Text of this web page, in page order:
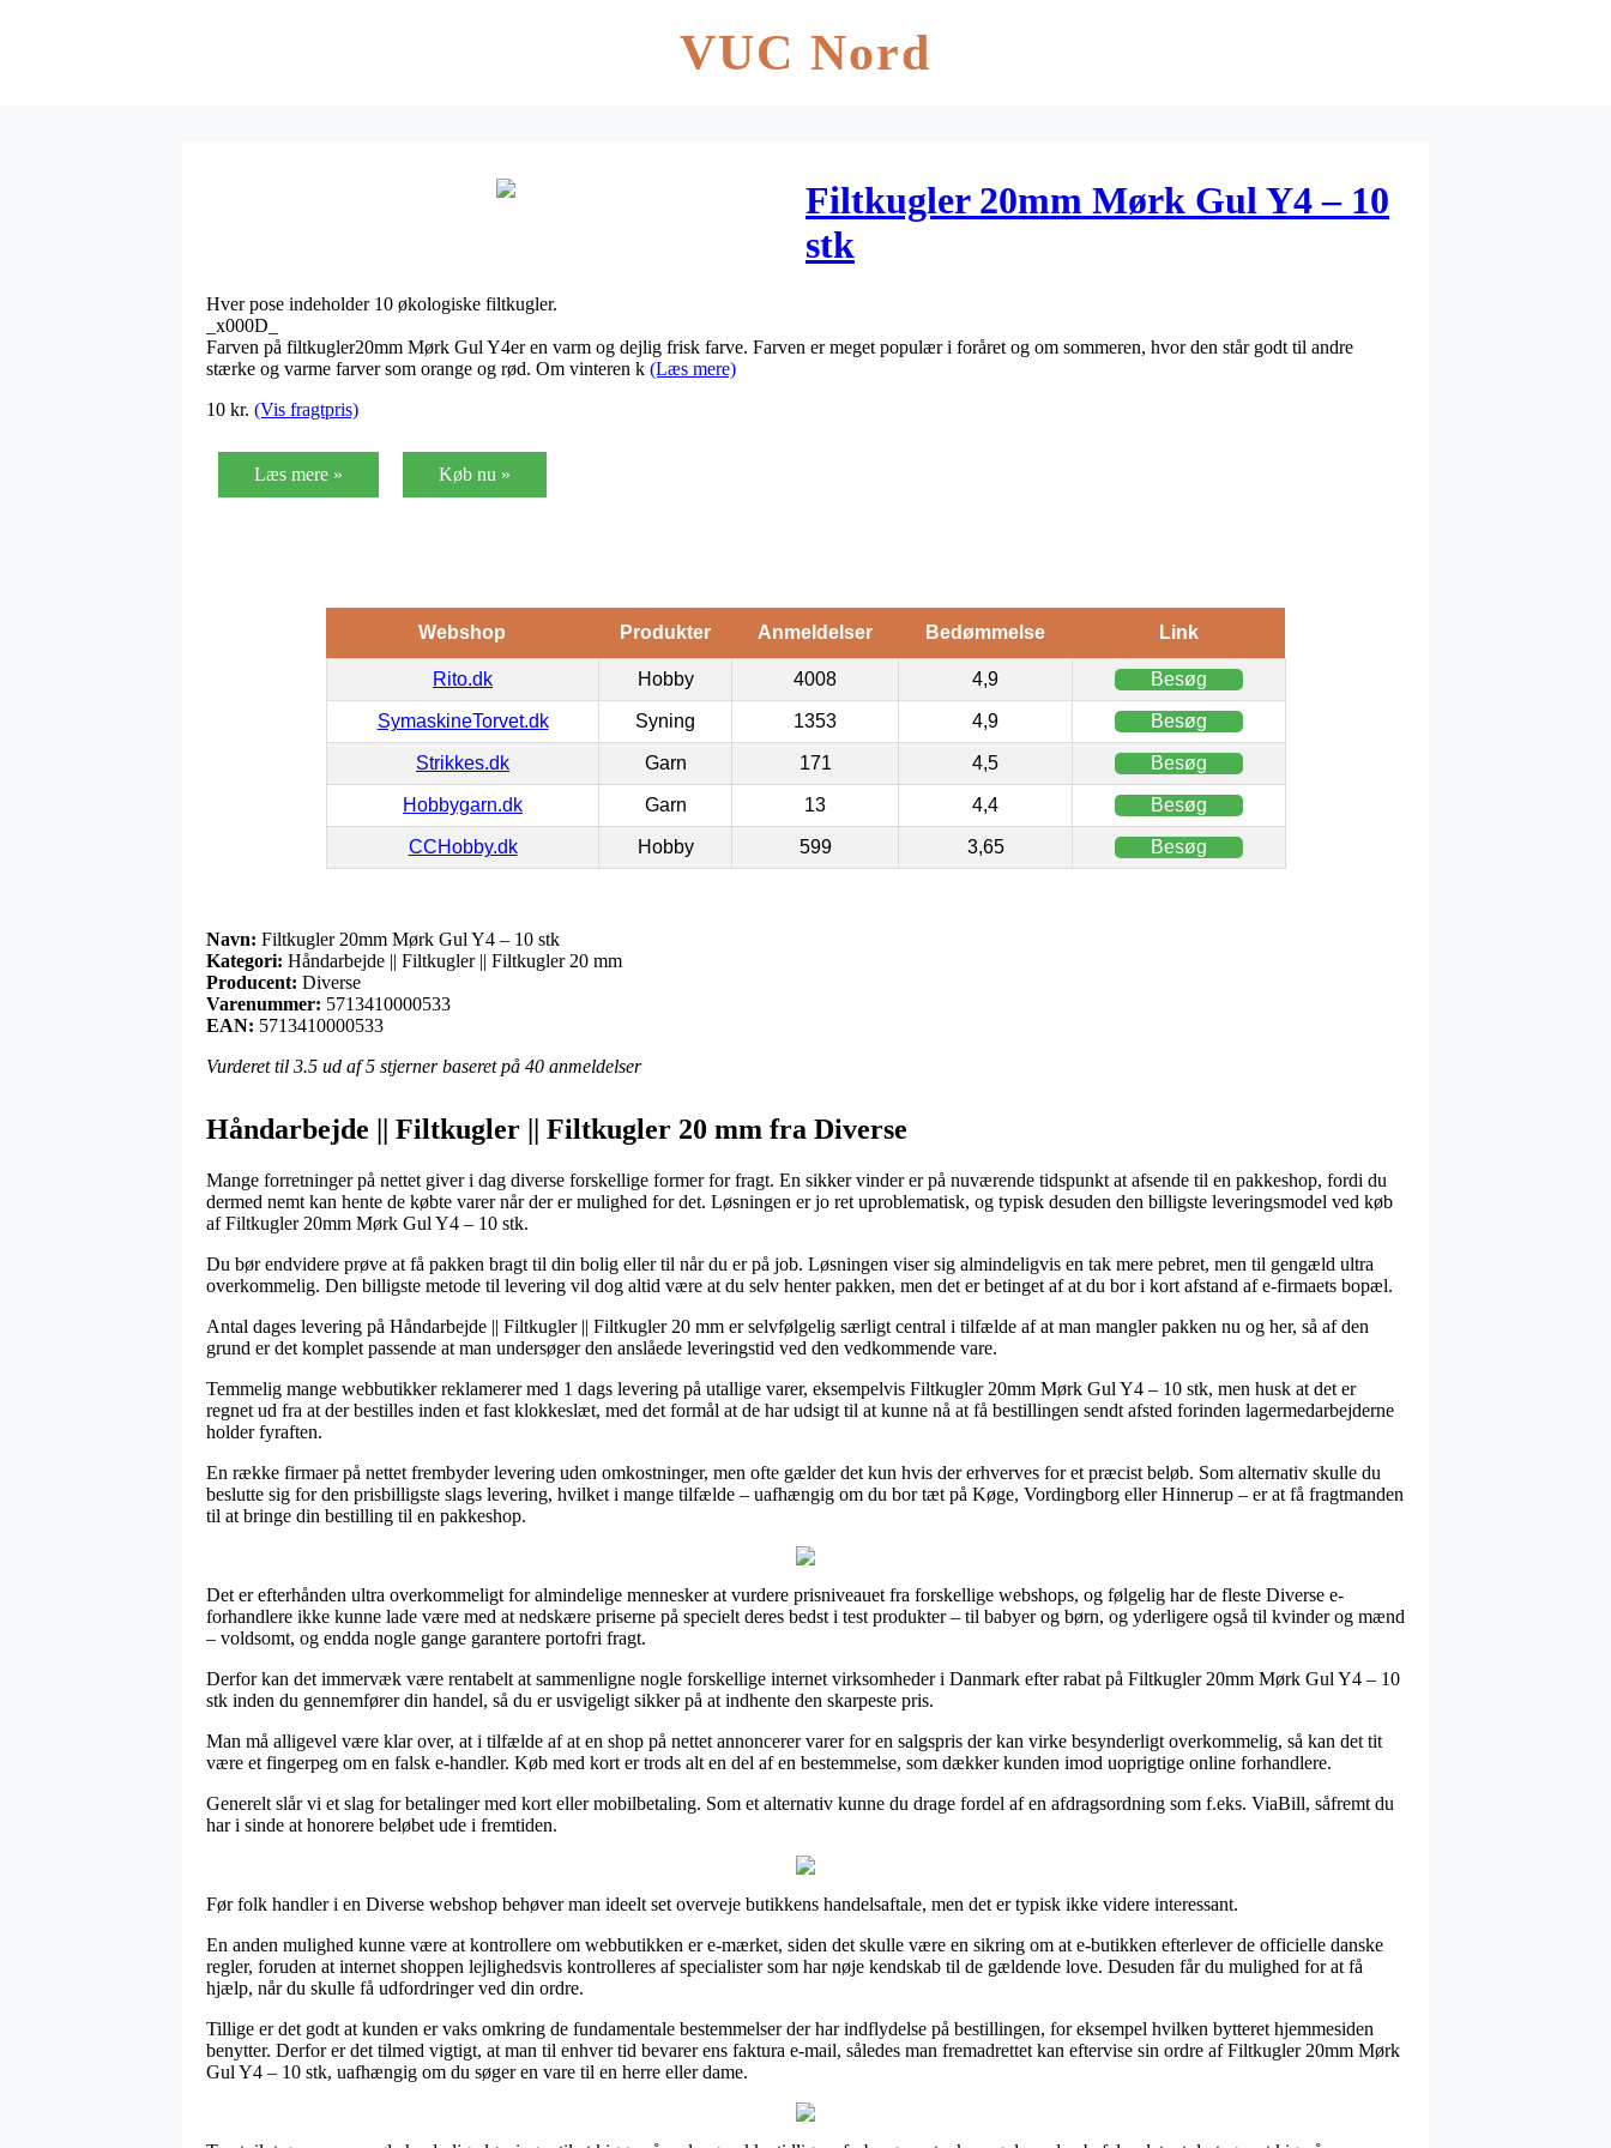
VUC Nord
Filtkugler 20mm Mørk Gul Y4 – 10
stk
Hver pose indeholder 10 økologiske filtkugler.
_x000D_
Farven på filtkugler20mm Mørk Gul Y4er en varm og dejlig frisk farve. Farven er meget populær i foråret og om sommeren, hvor den står godt til andre
stærke og varme farver som orange og rød. Om vinteren k (Læs mere)
10 kr. (Vis fragtpris)
Læs mere » Køb nu »
Webshop Produkter Anmeldelser Bedømmelse Link
Rito.dk Hobby 4008 4,9 Besøg
SymaskineTorvet.dk Syning 1353 4,9 Besøg
Strikkes.dk Garn 171 4,5 Besøg
Hobbygarn.dk Garn 13 4,4 Besøg
CCHobby.dk Hobby 599 3,65 Besøg
Navn: Filtkugler 20mm Mørk Gul Y4 – 10 stk
Kategori: Håndarbejde || Filtkugler || Filtkugler 20 mm
Producent: Diverse
Varenummer: 5713410000533
EAN: 5713410000533
Vurderet til 3.5 ud af 5 stjerner baseret på 40 anmeldelser
Håndarbejde || Filtkugler || Filtkugler 20 mm fra Diverse
Mange forretninger på nettet giver i dag diverse forskellige former for fragt. En sikker vinder er på nuværende tidspunkt at afsende til en pakkeshop, fordi du
dermed nemt kan hente de købte varer når der er mulighed for det. Løsningen er jo ret uproblematisk, og typisk desuden den billigste leveringsmodel ved køb
af Filtkugler 20mm Mørk Gul Y4 – 10 stk.
Du bør endvidere prøve at få pakken bragt til din bolig eller til når du er på job. Løsningen viser sig almindeligvis en tak mere pebret, men til gengæld ultra
overkommelig. Den billigste metode til levering vil dog altid være at du selv henter pakken, men det er betinget af at du bor i kort afstand af e-firmaets bopæl.
Antal dages levering på Håndarbejde || Filtkugler || Filtkugler 20 mm er selvfølgelig særligt central i tilfælde af at man mangler pakken nu og her, så af den
grund er det komplet passende at man undersøger den anslåede leveringstid ved den vedkommende vare.
Temmelig mange webbutikker reklamerer med 1 dags levering på utallige varer, eksempelvis Filtkugler 20mm Mørk Gul Y4 – 10 stk, men husk at det er
regnet ud fra at der bestilles inden et fast klokkeslæt, med det formål at de har udsigt til at kunne nå at få bestillingen sendt afsted forinden lagermedarbejderne
holder fyraften.
En række firmaer på nettet frembyder levering uden omkostninger, men ofte gælder det kun hvis der erhverves for et præcist beløb. Som alternativ skulle du
beslutte sig for den prisbilligste slags levering, hvilket i mange tilfælde – uafhængig om du bor tæt på Køge, Vordingborg eller Hinnerup – er at få fragtmanden
til at bringe din bestilling til en pakkeshop.
Det er efterhånden ultra overkommeligt for almindelige mennesker at vurdere prisniveauet fra forskellige webshops, og følgelig har de fleste Diverse e-
forhandlere ikke kunne lade være med at nedskære priserne på specielt deres bedst i test produkter – til babyer og børn, og yderligere også til kvinder og mænd
– voldsomt, og endda nogle gange garantere portofri fragt.
Derfor kan det immervæk være rentabelt at sammenligne nogle forskellige internet virksomheder i Danmark efter rabat på Filtkugler 20mm Mørk Gul Y4 – 10
stk inden du gennemfører din handel, så du er usvigeligt sikker på at indhente den skarpeste pris.
Man må alligevel være klar over, at i tilfælde af at en shop på nettet annoncerer varer for en salgspris der kan virke besynderligt overkommelig, så kan det tit
være et fingerpeg om en falsk e-handler. Køb med kort er trods alt en del af en bestemmelse, som dækker kunden imod uoprigtige online forhandlere.
Generelt slår vi et slag for betalinger med kort eller mobilbetaling. Som et alternativ kunne du drage fordel af en afdragsordning som f.eks. ViaBill, såfremt du
har i sinde at honorere beløbet ude i fremtiden.
Før folk handler i en Diverse webshop behøver man ideelt set overveje butikkens handelsaftale, men det er typisk ikke videre interessant.
En anden mulighed kunne være at kontrollere om webbutikken er e-mærket, siden det skulle være en sikring om at e-butikken efterlever de officielle danske
regler, foruden at internet shoppen lejlighedsvis kontrolleres af specialister som har nøje kendskab til de gældende love. Desuden får du mulighed for at få
hjælp, når du skulle få udfordringer ved din ordre.
Tillige er det godt at kunden er vaks omkring de fundamentale bestemmelser der har indflydelse på bestillingen, for eksempel hvilken bytteret hjemmesiden
benytter. Derfor er det tilmed vigtigt, at man til enhver tid bevarer ens faktura e-mail, således man fremadrettet kan eftervise sin ordre af Filtkugler 20mm Mørk
Gul Y4 – 10 stk, uafhængig om du søger en vare til en herre eller dame.